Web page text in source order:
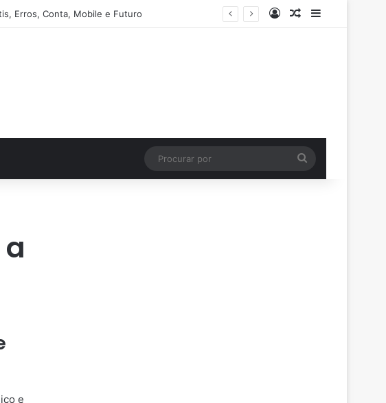
Erros, Conta, Mobile e Futuro EntrarArtigo aleatório
Barra Lateral
por
e